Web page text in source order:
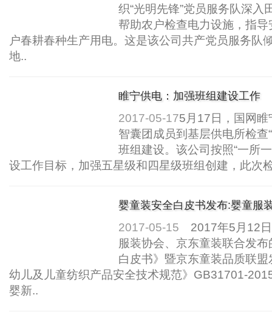
织“光明先锋”党员服务队深入
帮助农户检查电力设施，指
户春耕春种生产用电。这是该公司共产党员服务队
地..
睢宁供电：加强班组建设工作
2017-05-175月17日，国网
智囊团成员到基层供电所检查
班组建设。该公司按照“一所
设工作目标，加强五星级和四星级班组创建，此次
婴童装安全白皮书发布:婴童服
2017-05-15 2017年5月12日
服装协会、京东童装联合发
白皮书》暨京东童装品质联
幼儿及儿童纺织产品安全技术规范》GB31701-
婴新..